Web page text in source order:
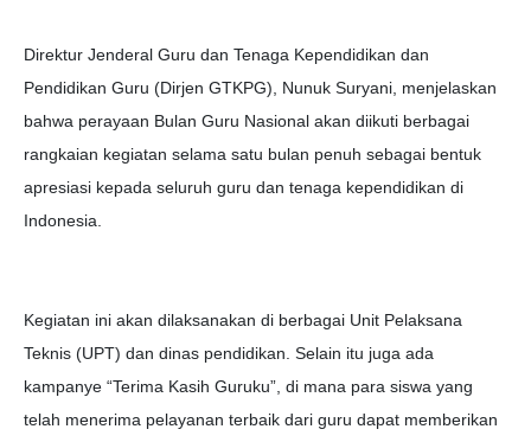
Direktur Jenderal Guru dan Tenaga Kependidikan dan
Pendidikan Guru (Dirjen GTKPG), Nunuk Suryani, menjelaskan
bahwa perayaan Bulan Guru Nasional akan diikuti berbagai
rangkaian kegiatan selama satu bulan penuh sebagai bentuk
apresiasi kepada seluruh guru dan tenaga kependidikan di
Indonesia.
Kegiatan ini akan dilaksanakan di berbagai Unit Pelaksana
Teknis (UPT) dan dinas pendidikan. Selain itu juga ada
kampanye “Terima Kasih Guruku”, di mana para siswa yang
telah menerima pelayanan terbaik dari guru dapat memberikan